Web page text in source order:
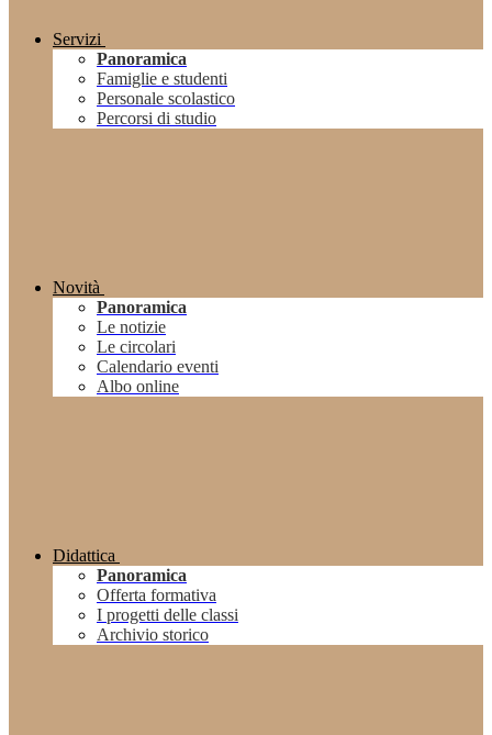
Servizi
Panoramica
Famiglie e studenti
Personale scolastico
Percorsi di studio
Novità
Panoramica
Le notizie
Le circolari
Calendario eventi
Albo online
Didattica
Panoramica
Offerta formativa
I progetti delle classi
Archivio storico